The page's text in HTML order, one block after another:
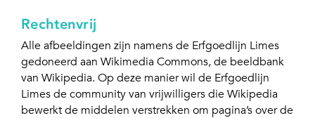
Rechtenvrij
Alle afbeeldingen zijn namens de Erfgoedlijn Limes
gedoneerd aan Wikimedia Commons, de beeldbank
van Wikipedia. Op deze manier wil de Erfgoedlijn
Limes de community van vrijwilligers die Wikipedia
bewerkt de middelen verstrekken om pagina’s over de